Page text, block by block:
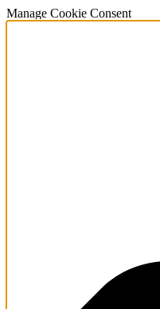
Manage Cookie Consent